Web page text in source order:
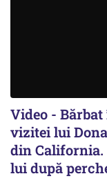
Video -
vizitei lui
din California.
lui după